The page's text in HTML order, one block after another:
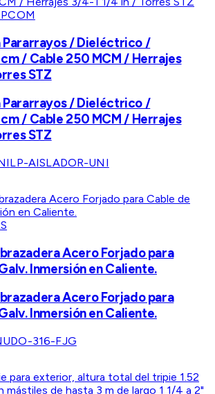
Pararrayos / Dieléctrico /
/ Cable 250 MCM / Herrajes
STZ
Pararrayos / Dieléctrico /
/ Cable 250 MCM / Herrajes
STZ
LP-AISLADOR-UNI
Acero Forjado para
Inmersión en Caliente.
Acero Forjado para
Inmersión en Caliente.
316-FJG